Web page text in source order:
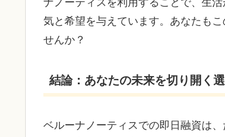
気と希望を与えています。あなたも
せんか？
結論：あなたの未来を切り開く
ベルーナノーティスでの即日融資は